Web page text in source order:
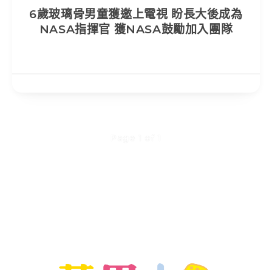
6歲玻璃骨男童獲邀上電視 盼長大後成為
NASA指揮官 獲NASA鼓勵加入團隊